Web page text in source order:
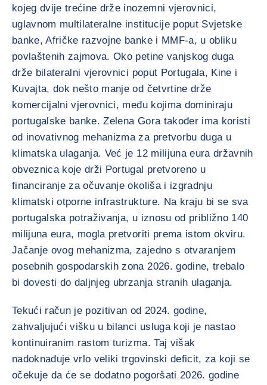
kojeg dvije trećine drže inozemni vjerovnici,
uglavnom multilateralne institucije poput Svjetske
banke, Afričke razvojne banke i MMF-a, u obliku
povlaštenih zajmova. Oko petine vanjskog duga
drže bilateralni vjerovnici poput Portugala, Kine i
Kuvajta, dok nešto manje od četvrtine drže
komercijalni vjerovnici, među kojima dominiraju
portugalske banke. Zelena Gora također ima koristi
od inovativnog mehanizma za pretvorbu duga u
klimatska ulaganja. Već je 12 milijuna eura državnih
obveznica koje drži Portugal pretvoreno u
financiranje za očuvanje okoliša i izgradnju
klimatski otporne infrastrukture. Na kraju bi se sva
portugalska potraživanja, u iznosu od približno 140
milijuna eura, mogla pretvoriti prema istom okviru.
Jačanje ovog mehanizma, zajedno s otvaranjem
posebnih gospodarskih zona 2026. godine, trebalo
bi dovesti do daljnjeg ubrzanja stranih ulaganja.
Tekući račun je pozitivan od 2024. godine,
zahvaljujući višku u bilanci usluga koji je nastao
kontinuiranim rastom turizma. Taj višak
nadoknađuje vrlo veliki trgovinski deficit, za koji se
očekuje da će se dodatno pogoršati 2026. godine